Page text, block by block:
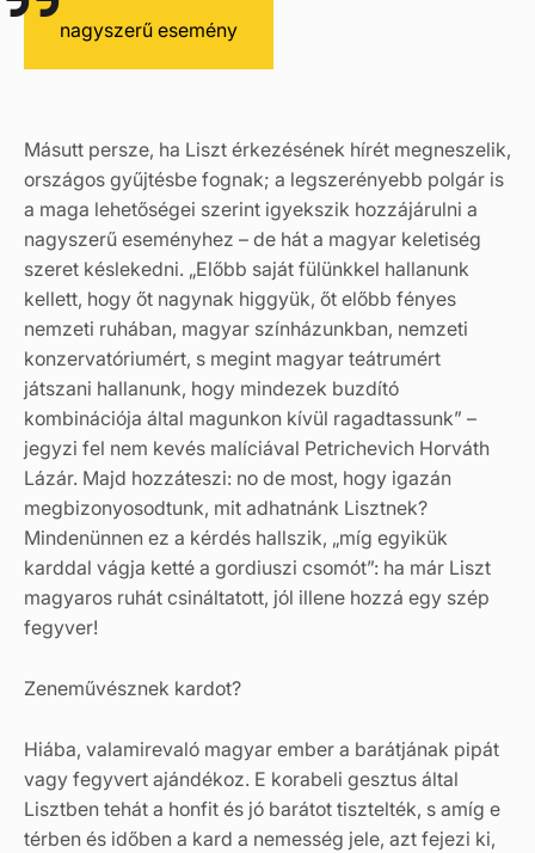
nagyszerű esemény
Másutt persze, ha Liszt érkezésének hírét megneszelik,
országos gyűjtésbe fognak; a legszerényebb polgár is
a maga lehetőségei szerint igyekszik hozzájárulni a
nagyszerű eseményhez – de hát a magyar keletiség
szeret késlekedni. „Előbb saját fülünkkel hallanunk
kellett, hogy őt nagynak higgyük, őt előbb fényes
nemzeti ruhában, magyar színházunkban, nemzeti
konzervatóriumért, s megint magyar teátrumért
játszani hallanunk, hogy mindezek buzdító
kombinációja által magunkon kívül ragadtassunk” –
jegyzi fel nem kevés malíciával Petrichevich Horváth
Lázár. Majd hozzáteszi: no de most, hogy igazán
megbizonyosodtunk, mit adhatnánk Lisztnek?
Mindenünnen ez a kérdés hallszik, „míg egyikük
karddal vágja ketté a gordiuszi csomót”: ha már Liszt
magyaros ruhát csináltatott, jól illene hozzá egy szép
fegyver!
Zeneművésznek kardot?
Hiába, valamirevaló magyar ember a barátjának pipát
vagy fegyvert ajándékoz. E korabeli gesztus által
Lisztben tehát a honfit és jó barátot tisztelték, s amíg e
térben és időben a kard a nemesség jele, azt fejezi ki,